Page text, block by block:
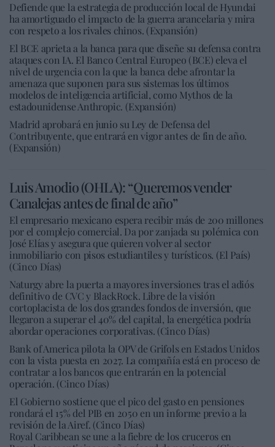
Defiende que la estrategia de producción local de Hyundai
ha amortiguado el impacto de la guerra arancelaria y mira
con respeto a los rivales chinos. (Expansión)
El BCE aprieta a la banca para que diseñe su defensa contra
ataques con IA. El Banco Central Europeo (BCE) eleva el
nivel de urgencia con la que la banca debe afrontar la
amenaza que suponen para sus sistemas los últimos
modelos de inteligencia artificial, como Mythos de la
estadounidense Anthropic. (Expansión)
Madrid aprobará en junio su Ley de Defensa del
Contribuyente, que entrará en vigor antes de fin de año.
(Expansión)
Luis Amodio (OHLA): “Queremos vender
Canalejas antes de final de año”
El empresario mexicano espera recibir más de 200 millones
por el complejo comercial. Da por zanjada su polémica con
José Elías y asegura que quieren volver al sector
inmobiliario con pisos estudiantiles y turísticos. (El País)
(Cinco Días)
Naturgy abre la puerta a mayores inversiones tras el adiós
definitivo de CVC y BlackRock. Libre de la visión
cortoplacista de los dos grandes fondos de inversión, que
llegaron a superar el 40% del capital, la energética podría
abordar operaciones corporativas. (Cinco Días)
Bank of America pilota la OPV de Grifols en Estados Unidos
con la vista puesta en 2027. La compañía está en proceso de
contratar a los bancos que entrarán en la potencial
operación. (Cinco Días)
El Gobierno sostiene que el pico del gasto en pensiones
rondará el 15% del PIB en 2050 en un informe previo a la
revisión de la Airef. (Cinco Días)
Royal Caribbean se une a la fiebre de los cruceros en